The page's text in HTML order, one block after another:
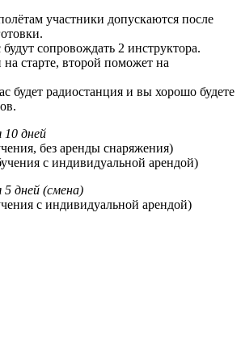
участники допускаются после
сопровождать 2 инструктора.
старте, второй поможет на
будет радиостанция и вы хорошо будете
дней
без аренды снаряжения)
с индивидуальной арендой)
дней (смена)
с индивидуальной арендой)